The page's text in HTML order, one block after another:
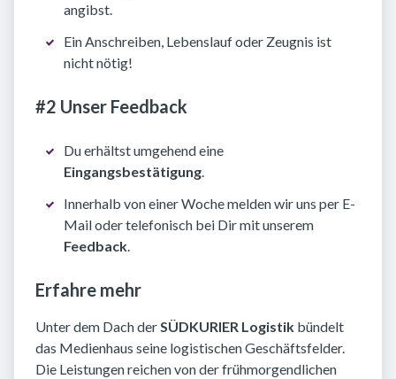
angibst.
Ein Anschreiben, Lebenslauf oder Zeugnis ist
nicht nötig!
#2 Unser Feedback
Du erhältst umgehend eine
Eingangsbestätigung.
Innerhalb von einer Woche melden wir uns per E-
Mail oder telefonisch bei Dir mit unserem
Feedback.
Erfahre mehr
Unter dem Dach derSÜDKURIER Logistik bündelt
das Medienhaus seine logistischen Geschäftsfelder.
Die Leistungen reichen von der frühmorgendlichen